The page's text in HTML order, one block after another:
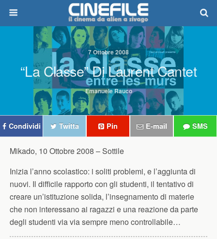
7 Ottobre 2008
“La Classe” Di Laurent Cantet
Emanuele Rauco
Condividi Twitta Pin E-mail SMS
Mikado, 10 Ottobre 2008 – Sottile
Inizia l’anno scolastico: i soliti problemi, e l’aggiunta di
nuovi. Il difficile rapporto con gli studenti, il tentativo di
creare un’istituzione solida, l’insegnamento di materie
che non interessano ai ragazzi e una reazione da parte
degli studenti via via sempre meno controllabile…